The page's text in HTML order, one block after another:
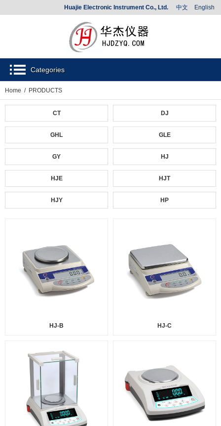
中文 English
Huajie Electronic Instrument Co., Ltd.
Categories
Home / PRODUCTS
CT DJ
GHL GLE
GY HJ
HJE HJT
HJY HP
HJ-B HJ-C